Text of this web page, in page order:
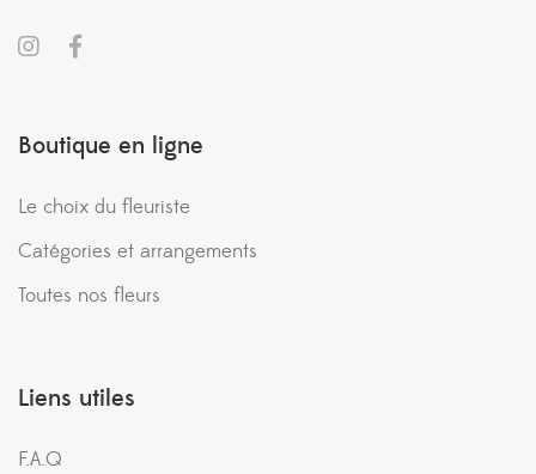
Boutique en ligne
Le choix du fleuriste
Catégories et arrangements
Toutes nos fleurs
Liens utiles
F.A.Q